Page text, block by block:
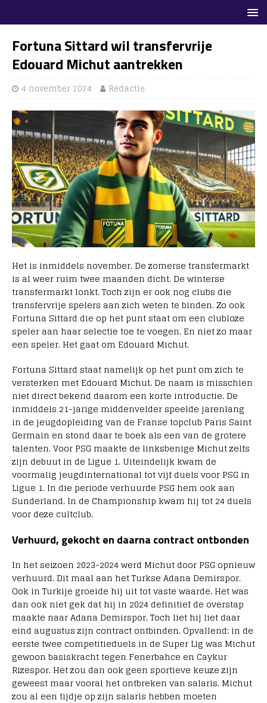
Fortuna Sittard wil transfervrije
Edouard Michut aantrekken
4 november 2024 Redactie
Het is inmiddels november. De zomerse transfermarkt
is al weer ruim twee maanden dicht. De winterse
transfermarkt lonkt. Toch zijn er ook nog clubs die
transfervrije spelers aan zich weten te binden. Zo ook
Fortuna Sittard die op het punt staat om een clubloze
speler aan haar selectie toe te voegen. En niet zo maar
een speler. Het gaat om Edouard Michut.
Fortuna Sittard staat namelijk op het punt om zich te
versterken met Edouard Michut. De naam is misschien
niet direct bekend daarom een korte introductie. De
inmiddels 21-jarige middenvelder speelde jarenlang
in de jeugdopleiding van de Franse topclub Paris Saint
Germain en stond daar te boek als een van de grotere
talenten. Voor PSG maakte de linksbenige Michut zelfs
zijn debuut in de Ligue 1. Uiteindelijk kwam de
voormalig jeugdinternational tot vijf duels voor PSG in
Ligue 1. In die periode verhuurde PSG hem ook aan
Sunderland. In de Championship kwam hij tot 24 duels
voor deze cultclub.
Verhuurd, gekocht en daarna contract ontbonden
In het seizoen 2023-2024 werd Michut door PSG opnieuw
verhuurd. Dit maal aan het Turkse Adana Demirspor.
Ook in Turkije groeide hij uit tot vaste waarde. Het was
dan ook niet gek dat hij in 2024 definitief de overstap
maakte naar Adana Demirspor. Toch liet hij liet daar
eind augustus zijn contract ontbinden. Opvallend: in de
eerste twee competitieduels in de Super Lig was Michut
gewoon basiskracht tegen Fenerbahce en Caykur
Rizespor. Het zou dan ook geen sportieve keuze zijn
geweest maar vooral het ontbreken van salaris. Michut
zou al een tijdje op zijn salaris hebben moeten